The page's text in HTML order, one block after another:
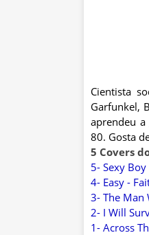
Cientista
Garfunkel,
aprendeu
80. Gosta
5 Covers
5- Sexy
4- Easy -
3- The Man
2- I Will
1- Across